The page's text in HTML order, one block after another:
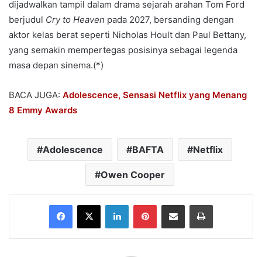
dijadwalkan tampil dalam drama sejarah arahan Tom Ford
berjudul Cry to Heaven pada 2027, bersanding dengan
aktor kelas berat seperti Nicholas Hoult dan Paul Bettany,
yang semakin mempertegas posisinya sebagai legenda
masa depan sinema.(*)
BACA JUGA: Adolescence, Sensasi Netflix yang Menang
8 Emmy Awards
Adolescence BAFTA Netflix
Owen Cooper
Facebook
X LinkedInPinterestShare via Email Print